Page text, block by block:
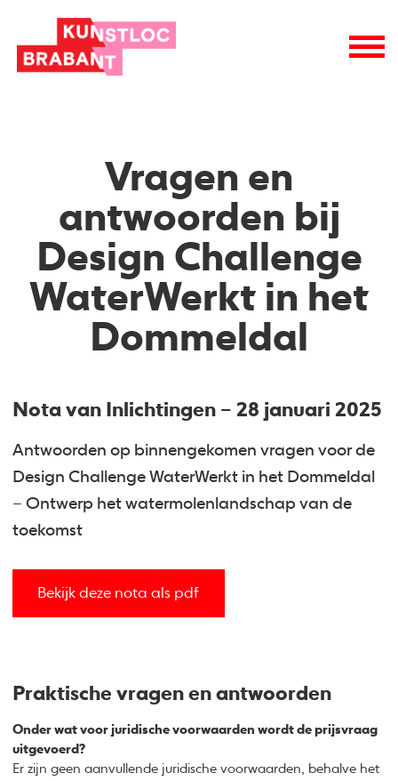
Vragen en
antwoorden bij
Design Challenge
WaterWerkt in het
Dommeldal
Nota van Inlichtingen – 28 januari 2025
Antwoorden op binnengekomen vragen voor de
Design Challenge WaterWerkt in het Dommeldal
– Ontwerp het watermolenlandschap van de
toekomst
Bekijk deze nota als pdf
Praktische vragen en antwoorden
Onder wat voor juridische voorwaarden wordt de prijsvraag
uitgevoerd?
Er zijn geen aanvullende juridische voorwaarden, behalve het